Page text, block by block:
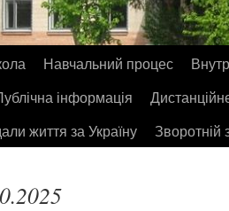
Навчальний процес
інформація
життя за Україну
Зворотній